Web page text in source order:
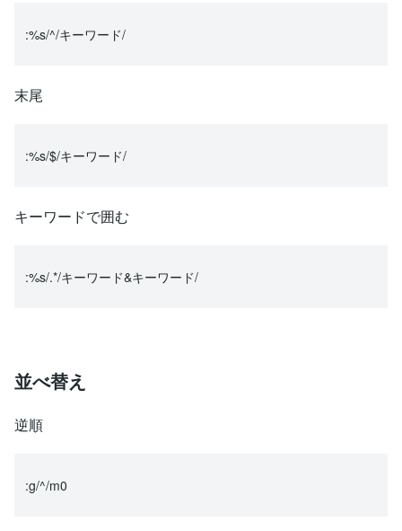
:%s/^/キーワード/
末尾
:%s/$/キーワード/
キーワードで囲む
:%s/.*/キーワード&キーワード/
並べ替え
逆順
:g/^/m0